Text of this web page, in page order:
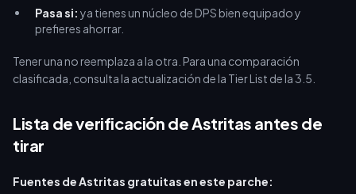
Pasa si: ya tienes un núcleo de DPS bien equipado y
prefieres ahorrar.
Tener una no reemplaza a la otra. Para una comparación
clasificada, consulta la actualización de la Tier List de la 3.5.
Lista de verificación de Astritas antes de
tirar
Fuentes de Astritas gratuitas en este parche: